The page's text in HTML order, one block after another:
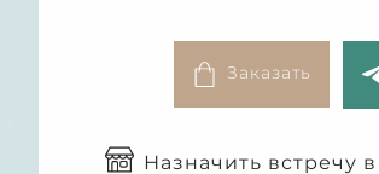
Заказать
Назначить встречу